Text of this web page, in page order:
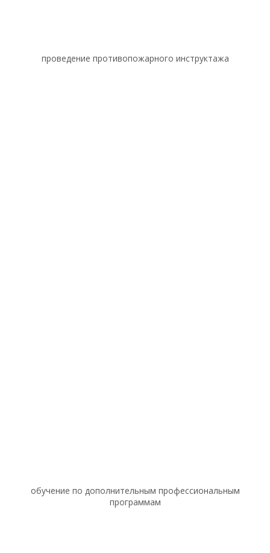
проведение противопожарного инструктажа
обучение по дополнительным профессиональным
программам